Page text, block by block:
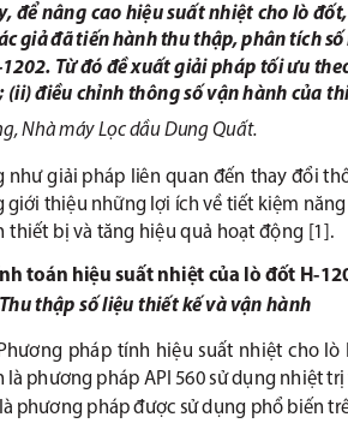
để nâng cao hiệu suất nhiệt cho lò
giả đã tiến hành thu thập, phân tích
Từ đó đề xuất giải pháp tối ưu
điều chỉnh thông số vận hành của
Nhà máy Lọc dầu Dung Quất.
như giải pháp liên quan đến thay đổi
giới thiệu những lợi ích về tiết kiệm
thiết bị và tăng hiệu quả hoạt động [1].
toán hiệu suất nhiệt của lò đốt H-
thập số liệu thiết kế và vận hành
pháp tính hiệu suất nhiệt cho lò
là phương pháp API 560 sử dụng nhiệt
phương pháp được sử dụng phổ biến